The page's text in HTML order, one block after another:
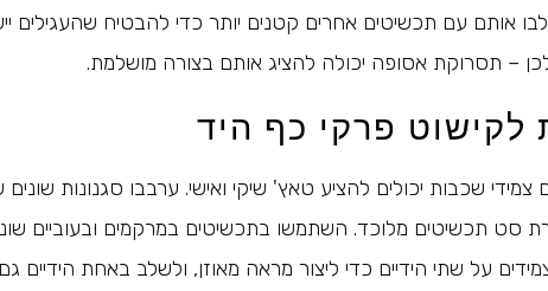
אותם עם תכשיטים אחרים קטנים יותר כדי להבטיח שהעגילים
– תסרוקת אסופה יכולה להציג אותם בצורה מושלמת.
לקישוט פרקי כף היד
שכבות יכולים להציע טאץ' שיקי ואישי. ערבבו סגנונות שונים
סט תכשיטים מלוכד. השתמשו בתכשיטים במרקמים ובעוביים
על שתי הידיים כדי ליצור מראה מאוזן, ולשלב באחת הידיים